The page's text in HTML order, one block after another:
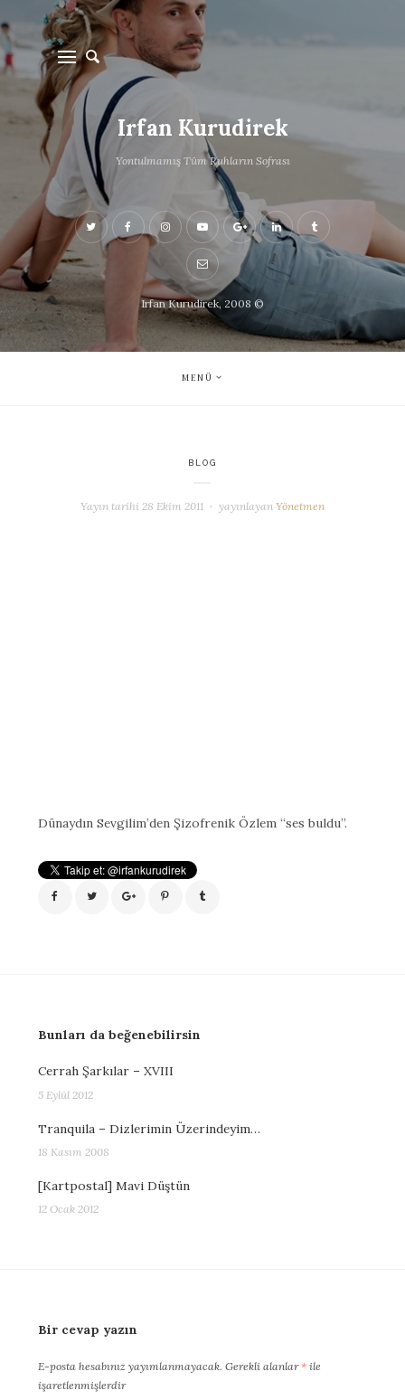
Irfan Kurudirek
Yontulmamış Tüm Ruhların Sofrası
Irfan Kurudirek, 2008 ©
MENÜ
BLOG
Yayın tarihi28 Ekim 2011 yayınlayan Yönetmen
Dünaydın Sevgilim’den Şizofrenik Özlem “ses buldu”.
Bunları da beğenebilirsin
Cerrah Şarkılar – XVIII
5 Eylül 2012
Tranquila – Dizlerimin Üzerindeyim…
18 Kasım 2008
[Kartpostal] Mavi Düştün
12 Ocak 2012
Bir cevap yazın
E-posta hesabınız yayımlanmayacak. Gerekli alanlar* ile
işaretlenmişlerdir